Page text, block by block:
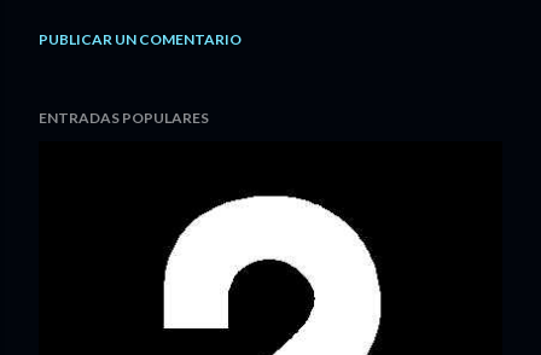
PUBLICAR UN COMENTARIO
ENTRADAS POPULARES